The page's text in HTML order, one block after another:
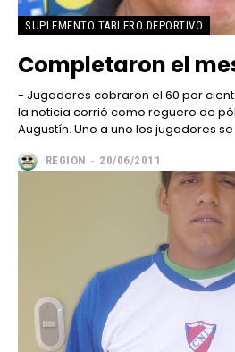
SUPLEMENTO TABLERO DEPORTIVO
Completaron el
- Jugadores cobraron el 60 por ciento que
la noticia corrió como reguero de
Augustín. Uno a uno los jugadores se
REGION - 20/06/2011